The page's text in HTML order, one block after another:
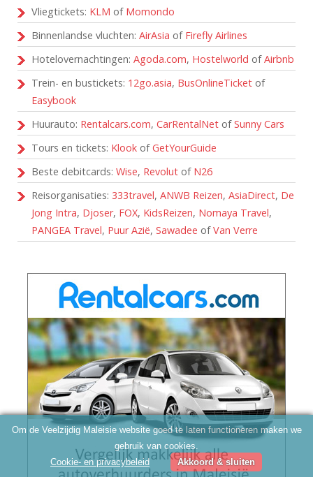
Vliegtickets: KLM of Momondo
Binnenlandse vluchten: AirAsia of Firefly Airlines
Hotelovernachtingen: Agoda.com, Hostelworld ofAirbnb
Trein- en bustickets: 12go.asia, BusOnlineTicket of
Easybook
Huurauto: Rentalcars.com, CarRentalNet ofSunny Cars
Tours en tickets: Klook ofGetYourGuide
Beste debitcards: Wise, Revolut of N26
Reisorganisaties: 333travel, ANWB Reizen, AsiaDirect, De
Jong Intra, Djoser, FOX, KidsReizen, Nomaya Travel,
PANGEA Travel, Puur Azië, Sawadee ofVan Verre
Om de Veelzijdig Maleisie website goed te laten functioneren maken we
gebruik van cookies.
Cookie- en privacybeleid
Akkoord & sluiten